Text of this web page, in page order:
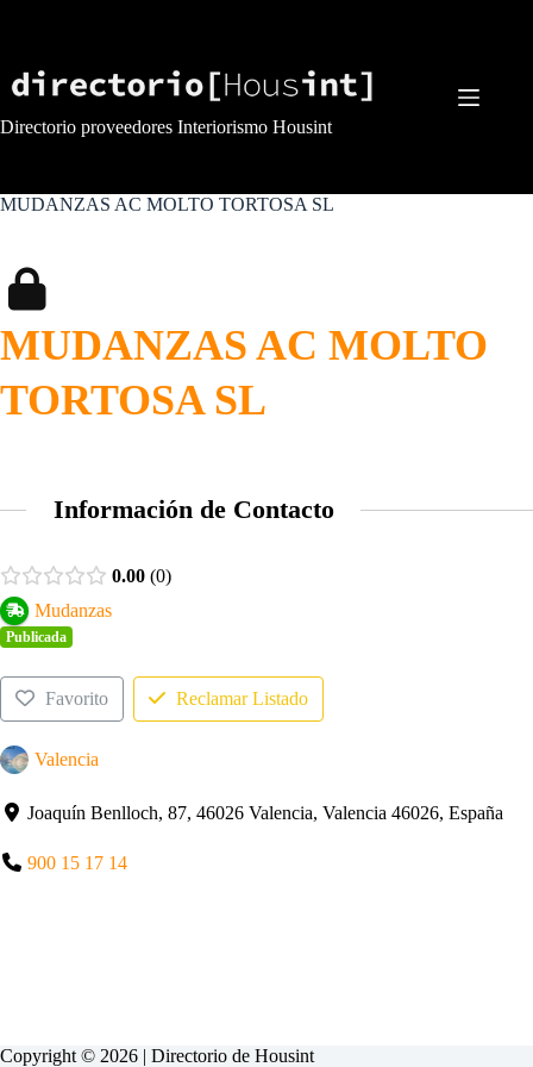
Directorio proveedores Interiorismo Housint
MUDANZAS AC MOLTO TORTOSA SL
MUDANZAS AC MOLTO
TORTOSA SL
Información de Contacto
0.00 0
Mudanzas
Publicada
Favorito Reclamar Listado
Valencia
Joaquín Benlloch, 87, 46026 Valencia, Valencia 46026, España
900 15 17 14
Copyright © 2026 | Directorio de Housint